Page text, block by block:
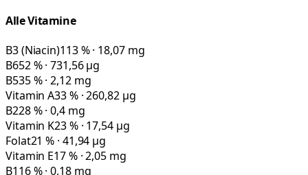
Alle Vitamine
B3 (Niacin)113 % · 18,07 mg
B652 % · 731,56 µg
B535 % · 2,12 mg
Vitamin A33 % · 260,82 µg
B228 % · 0,4 mg
Vitamin K23 % · 17,54 µg
Folat21 % · 41,94 µg
Vitamin E17 % · 2,05 mg
B116 % · 0,18 mg